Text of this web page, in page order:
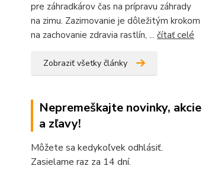
pre záhradkárov čas na prípravu záhrady
na zimu. Zazimovanie je dôležitým krokom
na zachovanie zdravia rastlín, ... čítať celé
Zobraziť všetky články
Nepremeškajte novinky, akcie
a zľavy!
Môžete sa kedykoľvek odhlásiť.
Zasielame raz za 14 dní.